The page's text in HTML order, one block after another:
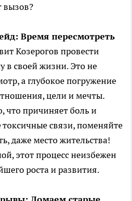
вызов?
Время пересмотреть
Козерогов провести
в своей жизни. Это не
а глубокое погружение
цели и мечты.
что причиняет боль и
токсичные связи, поменяйте
даже место жительства!
этот процесс неизбежен
роста и развития.